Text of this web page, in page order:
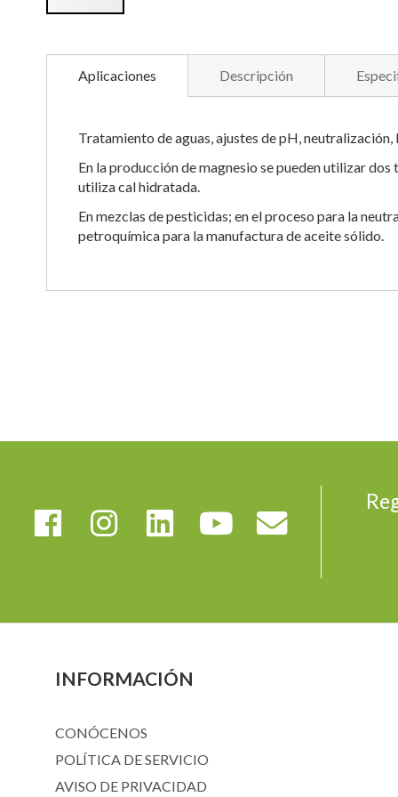
imágenes
Aplicaciones
Tratamiento de aguas, ajustes de pH,
En la producción de magnesio se pueden utilizar
utiliza cal hidratada.
En mezclas de pesticidas; en el proceso para la
petroquímica para la manufactura de aceite sólido.
Descripción
INFORMACIÓN
CONÓCENOS
POLÍTICA DE SERVICIO
AVISO DE PRIVACIDAD